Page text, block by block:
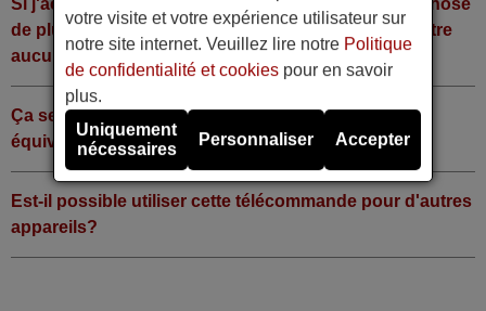
Si j'achète la télécommande, dois-je faire quelque chose
de plus ou fonctionne-t-elle directement sans y mettre
aucun code?
Ça sert à quoi la touche Shift de la télécommande
équivalente ?
Est-il possible utiliser cette télécommande pour d'autres
appareils?
votre visite et votre expérience utilisateur sur
notre site internet. Veuillez lire notre Politique
de confidentialité et cookies pour en savoir
plus.
Uniquement
nécessaires
Personnaliser Accepter